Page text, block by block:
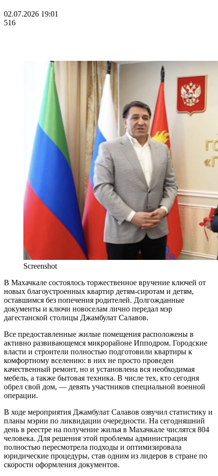
02.07.2026 19:01
516
Screenshot
В Махачкале состоялось торжественное вручение ключей от
новых благоустроенных квартир детям-сиротам и детям,
оставшимся без попечения родителей. Долгожданные
документы и ключи новоселам лично передал мэр
дагестанской столицы Джамбулат Салавов.
Все предоставленные жилые помещения расположены в
активно развивающемся микрорайоне Ипподром. Городские
власти и строители полностью подготовили квартиры к
комфортному вселению: в них не просто проведен
качественный ремонт, но и установлена вся необходимая
мебель, а также бытовая техника. В числе тех, кто сегодня
обрел свой дом, — девять участников специальной военной
операции.
В ходе мероприятия Джамбулат Салавов озвучил статистику и
планы мэрии по ликвидации очередности. На сегодняшний
день в реестре на получение жилья в Махачкале числятся 804
человека. Для решения этой проблемы администрация
полностью пересмотрела подходы и оптимизировала
юридические процедуры, став одним из лидеров в стране по
скорости оформления документов.